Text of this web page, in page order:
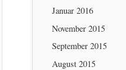
Januar 2016
November 2015
September 2015
August 2015